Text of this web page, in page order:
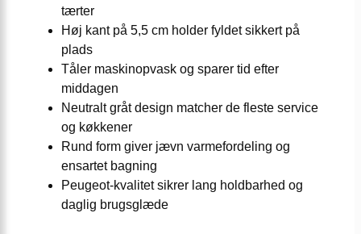
tærter
Høj kant på 5,5 cm holder fyldet sikkert på
plads
Tåler maskinopvask og sparer tid efter
middagen
Neutralt gråt design matcher de fleste service
og køkkener
Rund form giver jævn varmefordeling og
ensartet bagning
Peugeot-kvalitet sikrer lang holdbarhed og
daglig brugsglæde